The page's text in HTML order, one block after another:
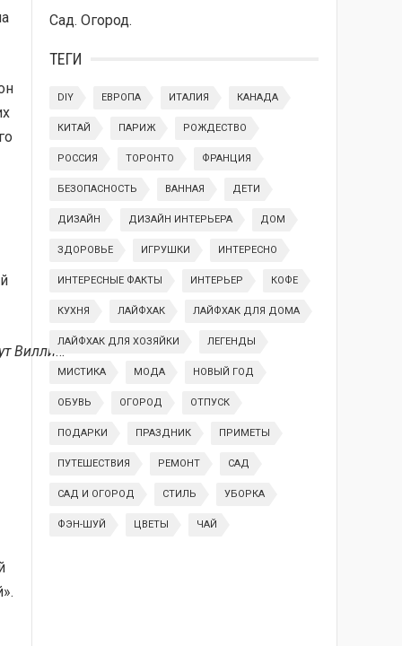
Вилли…
Сад. Огород.
ТЕГИ
DIY ЕВРОПА ИТАЛИЯ КАНАДА
КИТАЙ ПАРИЖ РОЖДЕСТВО
РОССИЯ ТОРОНТО ФРАНЦИЯ
БЕЗОПАСНОСТЬ ВАННАЯ ДЕТИ
ДИЗАЙН ДИЗАЙН ИНТЕРЬЕРА ДОМ
ЗДОРОВЬЕ ИГРУШКИ ИНТЕРЕСНО
ИНТЕРЕСНЫЕ ФАКТЫ ИНТЕРЬЕР КОФЕ
КУХНЯ ЛАЙФХАК ЛАЙФХАК ДЛЯ ДОМА
ЛАЙФХАК ДЛЯ ХОЗЯЙКИ ЛЕГЕНДЫ
МИСТИКА МОДА НОВЫЙ ГОД
ОБУВЬ ОГОРОД ОТПУСК
ПОДАРКИ ПРАЗДНИК ПРИМЕТЫ
ПУТЕШЕСТВИЯ РЕМОНТ САД
САД И ОГОРОД СТИЛЬ УБОРКА
ФЭН-ШУЙ ЦВЕТЫ ЧАЙ